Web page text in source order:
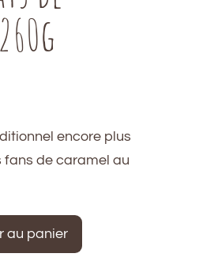
encore plus
fans de caramel au
au panier